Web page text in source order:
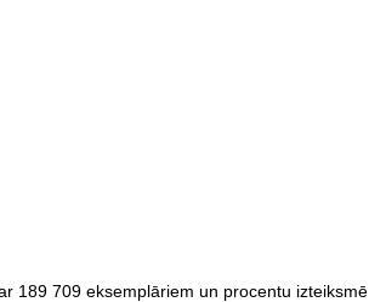
189 709 eksemplāriem un procentu izteiksmē